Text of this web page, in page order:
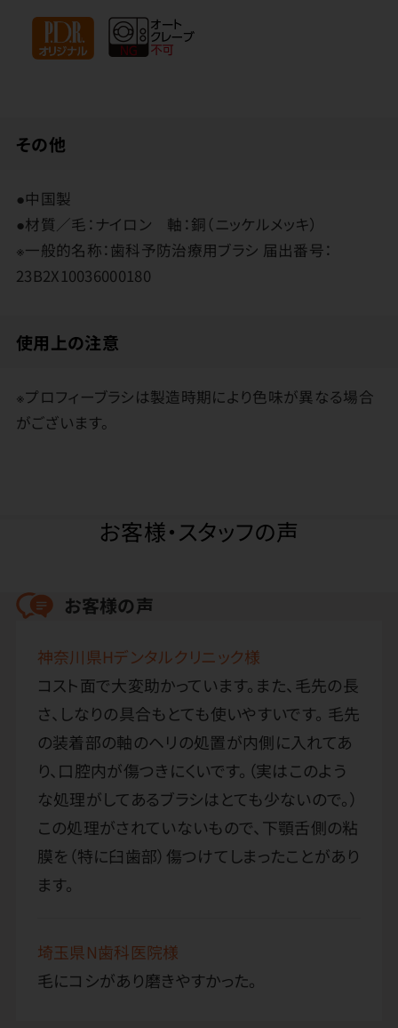
その他
●中国製
●材質／毛：ナイロン 軸：銅（ニッケルメッキ）
※一般的名称：歯科予防治療用ブラシ 届出番号：
23B2X10036000180
使用上の注意
※プロフィーブラシは製造時期により色味が異なる場合
がございます。
お客様・スタッフの声
お客様の声
神奈川県Hデンタルクリニック様
コスト面で大変助かっています。また、毛先の長
さ、しなりの具合もとても使いやすいです。 毛先
の装着部の軸のヘリの処置が内側に入れてあ
り、口腔内が傷つきにくいです。（実はこのよう
な処理がしてあるブラシはとても少ないので。）
この処理がされていないもので、下顎舌側の粘
膜を（特に臼歯部）傷つけてしまったことがあり
ます。
埼玉県N歯科医院様
毛にコシがあり磨きやすかった。